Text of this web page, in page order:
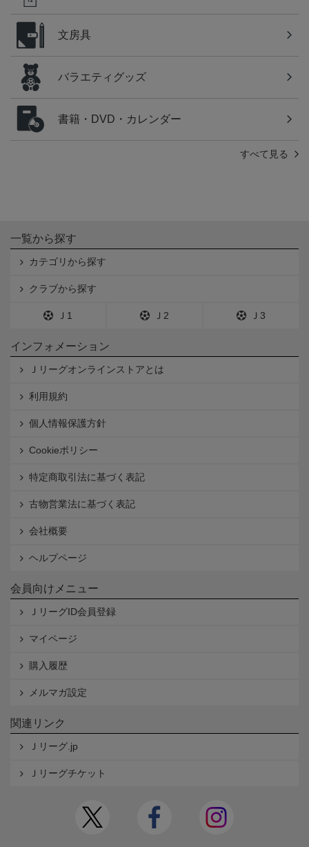
文房具
バラエティグッズ
書籍・DVD・カレンダー
すべて見る
一覧から探す
カテゴリから探す
クラブから探す
Ｊ1 Ｊ2 Ｊ3
インフォメーション
Ｊリーグオンラインストアとは
利用規約
個人情報保護方針
Cookieポリシー
特定商取引法に基づく表記
古物営業法に基づく表記
会社概要
ヘルプページ
会員向けメニュー
ＪリーグID会員登録
マイページ
購入履歴
メルマガ設定
関連リンク
Ｊリーグ.jp
Ｊリーグチケット